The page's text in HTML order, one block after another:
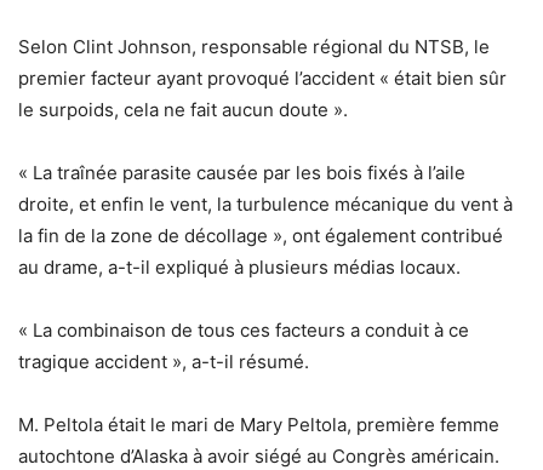
Selon Clint Johnson, responsable régional du NTSB, le
premier facteur ayant provoqué l’accident « était bien sûr
le surpoids, cela ne fait aucun doute ».
« La traînée parasite causée par les bois fixés à l’aile
droite, et enfin le vent, la turbulence mécanique du vent à
la fin de la zone de décollage », ont également contribué
au drame, a-t-il expliqué à plusieurs médias locaux.
« La combinaison de tous ces facteurs a conduit à ce
tragique accident », a-t-il résumé.
M. Peltola était le mari de Mary Peltola, première femme
autochtone d’Alaska à avoir siégé au Congrès américain.